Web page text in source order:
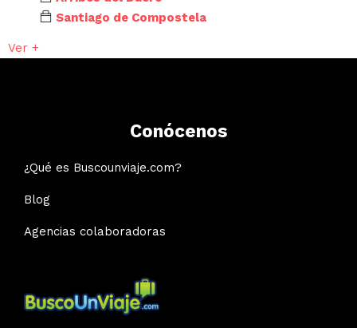
Santiago de Compostela
Ver +
Conócenos
¿Qué es Buscounviaje.com?
Blog
Agencias colaboradoras